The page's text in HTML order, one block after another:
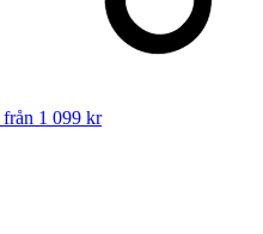
från 1 099 kr